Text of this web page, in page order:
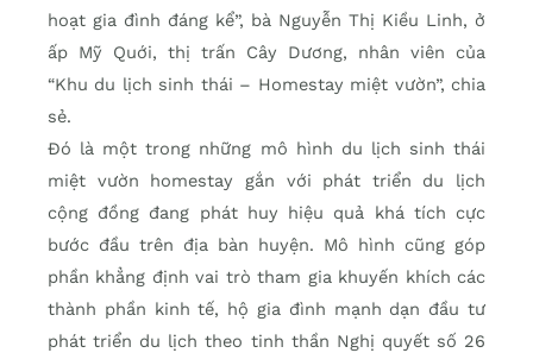
hoạt gia đình đáng kể”, bà Nguyễn Thị Kiều Linh, ở
ấp Mỹ Quới, thị trấn Cây Dương, nhân viên của
“Khu du lịch sinh thái – Homestay miệt vườn”, chia
sẻ.
Đó là một trong những mô hình du lịch sinh thái
miệt vườn homestay gắn với phát triển du lịch
cộng đồng đang phát huy hiệu quả khá tích cực
bước đầu trên địa bàn huyện. Mô hình cũng góp
phần khẳng định vai trò tham gia khuyến khích các
thành phần kinh tế, hộ gia đình mạnh dạn đầu tư
phát triển du lịch theo tinh thần Nghị quyết số 26